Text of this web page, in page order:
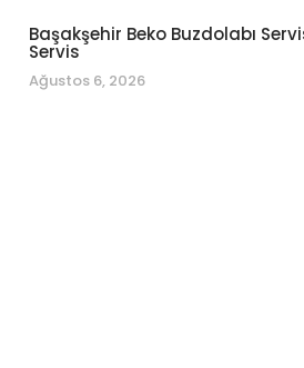
Başakşehir Beko Buzdolabı
Servis
Ağustos 6, 2026